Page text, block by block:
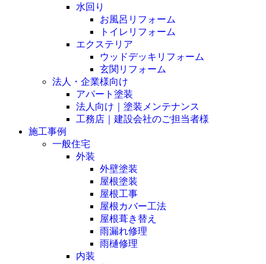
水回り
お風呂リフォーム
トイレリフォーム
エクステリア
ウッドデッキリフォーム
玄関リフォーム
法人・企業様向け
アパート塗装
法人向け｜塗装メンテナンス
工務店｜建設会社のご担当者様
施工事例
一般住宅
外装
外壁塗装
屋根塗装
屋根工事
屋根カバー工法
屋根葺き替え
雨漏れ修理
雨樋修理
内装